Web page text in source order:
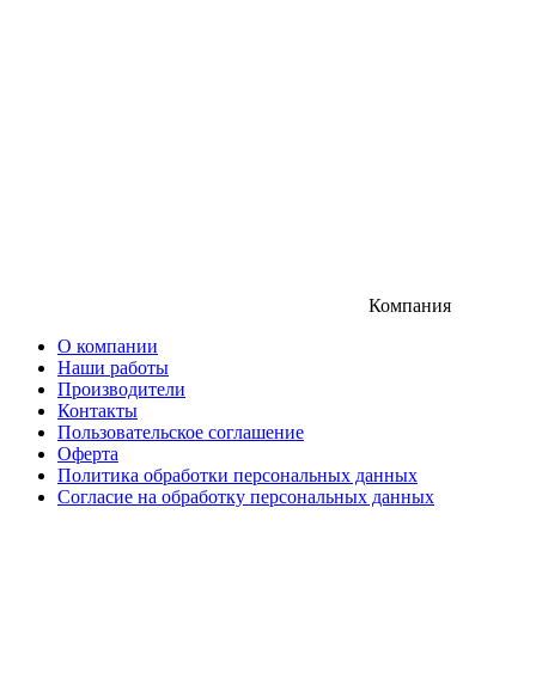
Компания
О компании
Наши работы
Производители
Контакты
Пользовательское соглашение
Оферта
Политика обработки персональных данных
Согласие на обработку персональных данных